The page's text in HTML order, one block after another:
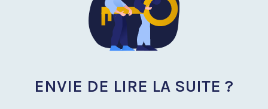
ENVIE DE LIRE LA SUITE ?